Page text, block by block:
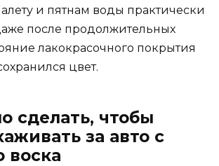
и пятнам воды практически
после продолжительных
лакокрасочного покрытия
цвет.
сделать, чтобы
за авто с